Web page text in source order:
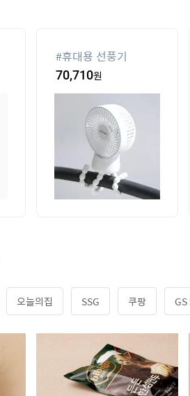
#휴대용 선풍기
70,710원
오늘의집 SSG 쿠팡 GS